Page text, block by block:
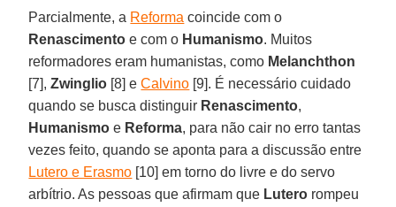
Parcialmente, a Reforma coincide com o
Renascimento e com o Humanismo. Muitos
reformadores eram humanistas, como Melanchthon
[7],Zwinglio [8] eCalvino [9]. É necessário cuidado
quando se busca distinguir Renascimento,
Humanismoe Reforma, para não cair no erro tantas
vezes feito, quando se aponta para a discussão entre
Lutero e Erasmo [10] em torno do livre e do servo
arbítrio. As pessoas que afirmam que Lutero rompeu